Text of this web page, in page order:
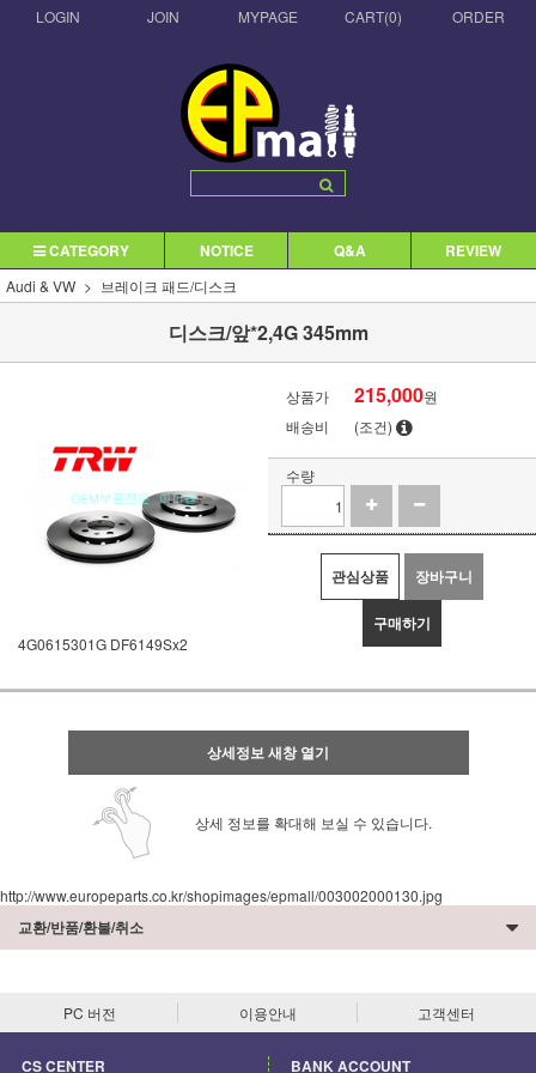
LOGIN JOIN MYPAGE CART(0) ORDER
CATEGORY NOTICE Q&A REVIEW
Audi & VW 브레이크 패드/디스크
디스크/앞*2,4G 345mm
4G0615301G DF6149Sx2
상품가 215,000원
배송비
(조건)
수량
관심상품 장바구니
구매하기
상세정보 새창 열기
상세 정보를 확대해 보실 수 있습니다.
http://www.europeparts.co.kr/shopimages/epmall/003002000130.jpg
교환/반품/환불/취소
PC 버전 이용안내 고객센터
CS CENTER BANK ACCOUNT